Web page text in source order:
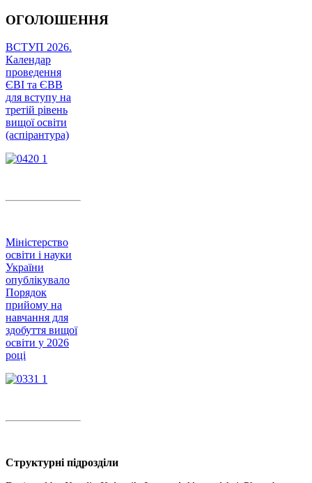
ОГОЛОШЕННЯ
ВСТУП 2026.
Календар
проведення
ЄВІ та ЄВВ
для вступу на
третій рівень
вищої освіти
(аспірантура)
Міністерство
освіти і науки
України
опублікувало
Порядок
прийому на
навчання для
здобуття вищої
освіти у 2026
році
Структурні підрозділи